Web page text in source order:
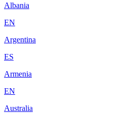
Albania
EN
Argentina
ES
Armenia
EN
Australia